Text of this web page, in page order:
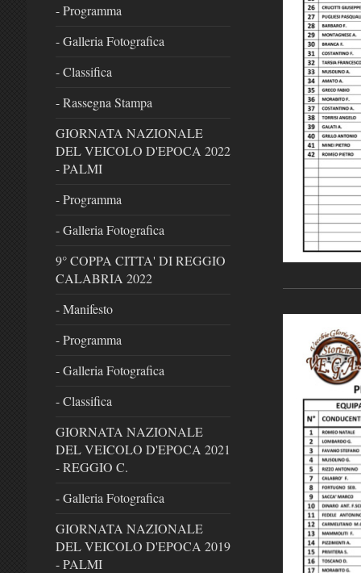
- Programma
- Galleria Fotografica
- Classifica
- Rassegna Stampa
GIORNATA NAZIONALE
DEL VEICOLO D'EPOCA 2022
- PALMI
- Programma
- Galleria Fotografica
9° COPPA CITTA' DI REGGIO
CALABRIA 2022
- Manifesto
- Programma
- Galleria Fotografica
- Classifica
GIORNATA NAZIONALE
DEL VEICOLO D'EPOCA 2021
- REGGIO C.
- Galleria Fotografica
GIORNATA NAZIONALE
DEL VEICOLO D'EPOCA 2019
- PALMI